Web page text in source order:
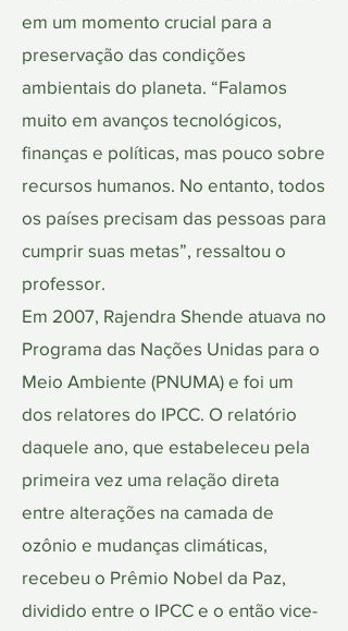
em um momento crucial para a
preservação das condições
ambientais do planeta. “Falamos
muito em avanços tecnológicos,
finanças e políticas, mas pouco sobre
recursos humanos. No entanto, todos
os países precisam das pessoas para
cumprir suas metas”, ressaltou o
professor.
Em 2007, Rajendra Shende atuava no
Programa das Nações Unidas para o
Meio Ambiente (PNUMA) e foi um
dos relatores do IPCC. O relatório
daquele ano, que estabeleceu pela
primeira vez uma relação direta
entre alterações na camada de
ozônio e mudanças climáticas,
recebeu o Prêmio Nobel da Paz,
dividido entre o IPCC e o então vice-